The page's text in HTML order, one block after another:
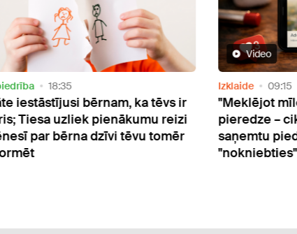
18:35
bērnam, ka tēvs ir
uzliek pienākumu reizi
par bērna dzīvi tēvu tomēr
Video
Izklaide 09:15
"Meklējot
pieredze – cik
saņemtu
"nokniebties"